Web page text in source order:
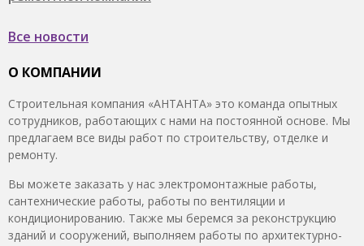
Все новости
О КОМПАНИИ
Строительная компания «АНТАНТА» это команда опытных
сотрудников, работающих с нами на постоянной основе. Мы
предлагаем все виды работ по строительству, отделке и
ремонту.
Вы можете заказать у нас электромонтажные работы,
сантехнические работы, работы по вентиляции и
кондиционированию. Также мы беремся за реконструкцию
зданий и сооружений, выполняем работы по архитектурно-